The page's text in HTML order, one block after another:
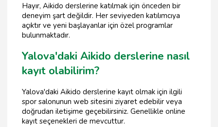
Hayır, Aikido derslerine katılmak için önceden bir
deneyim şart değildir. Her seviyeden katılımcıya
açıktır ve yeni başlayanlar için özel programlar
bulunmaktadır.
Yalova'daki Aikido derslerine nasıl
kayıt olabilirim?
Yalova'daki Aikido derslerine kayıt olmak için ilgili
spor salonunun web sitesini ziyaret edebilir veya
doğrudan iletişime geçebilirsiniz. Genellikle online
kayıt seçenekleri de mevcuttur.